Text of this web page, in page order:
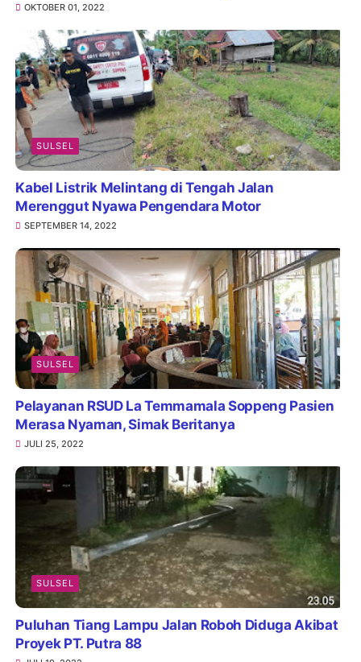
OKTOBER 01, 2022
SULSEL
Kabel Listrik Melintang di Tengah Jalan
Merenggut Nyawa Pengendara Motor
SEPTEMBER 14, 2022
SULSEL
Pelayanan RSUD La Temmamala Soppeng Pasien
Merasa Nyaman, Simak Beritanya
JULI 25, 2022
SULSEL
Puluhan Tiang Lampu Jalan Roboh Diduga Akibat
Proyek PT. Putra 88